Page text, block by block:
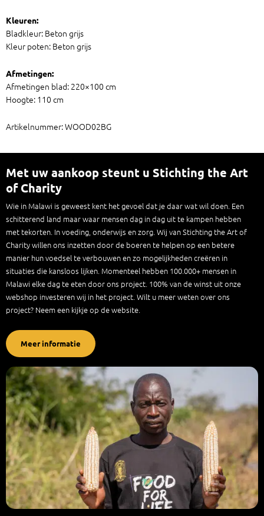
Kleuren:
Bladkleur: Beton grijs
Kleur poten: Beton grijs
Afmetingen:
Afmetingen blad: 220×100 cm
Hoogte: 110 cm
Artikelnummer: WOOD02BG
Met uw aankoop steunt u Stichting the Art
of Charity
Wie in Malawi is geweest kent het gevoel dat je daar wat wil doen. Een
schitterend land maar waar mensen dag in dag uit te kampen hebben
met tekorten. In voeding, onderwijs en zorg. Wij van Stichting the Art of
Charity willen ons inzetten door de boeren te helpen op een betere
manier hun voedsel te verbouwen en zo mogelijkheden creëren in
situaties die kansloos lijken. Momenteel hebben 100.000+ mensen in
Malawi elke dag te eten door ons project. 100% van de winst uit onze
webshop investeren wij in het project. Wilt u meer weten over ons
project? Neem een kijkje op de website.
Meer informatie